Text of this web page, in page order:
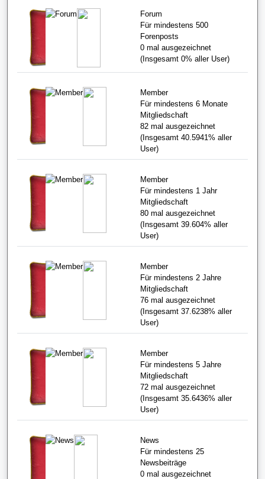
Forum
Für mindestens 500
Forenposts
0 mal ausgezeichnet
(Insgesamt 0% aller User)
Member
Für mindestens 6 Monate
Mitgliedschaft
82 mal ausgezeichnet
(Insgesamt 40.5941% aller
User)
Member
Für mindestens 1 Jahr
Mitgliedschaft
80 mal ausgezeichnet
(Insgesamt 39.604% aller
User)
Member
Für mindestens 2 Jahre
Mitgliedschaft
76 mal ausgezeichnet
(Insgesamt 37.6238% aller
User)
Member
Für mindestens 5 Jahre
Mitgliedschaft
72 mal ausgezeichnet
(Insgesamt 35.6436% aller
User)
News
Für mindestens 25
Newsbeiträge
0 mal ausgezeichnet